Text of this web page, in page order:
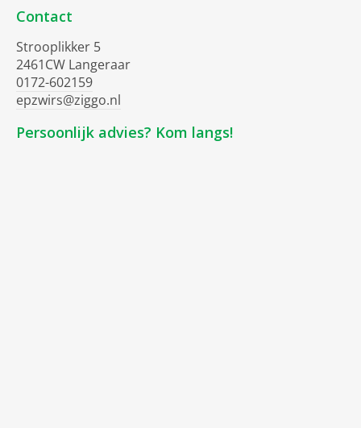
Contact
Strooplikker 5
2461CW Langeraar
0172-602159
epzwirs@ziggo.nl
Persoonlijk advies? Kom langs!